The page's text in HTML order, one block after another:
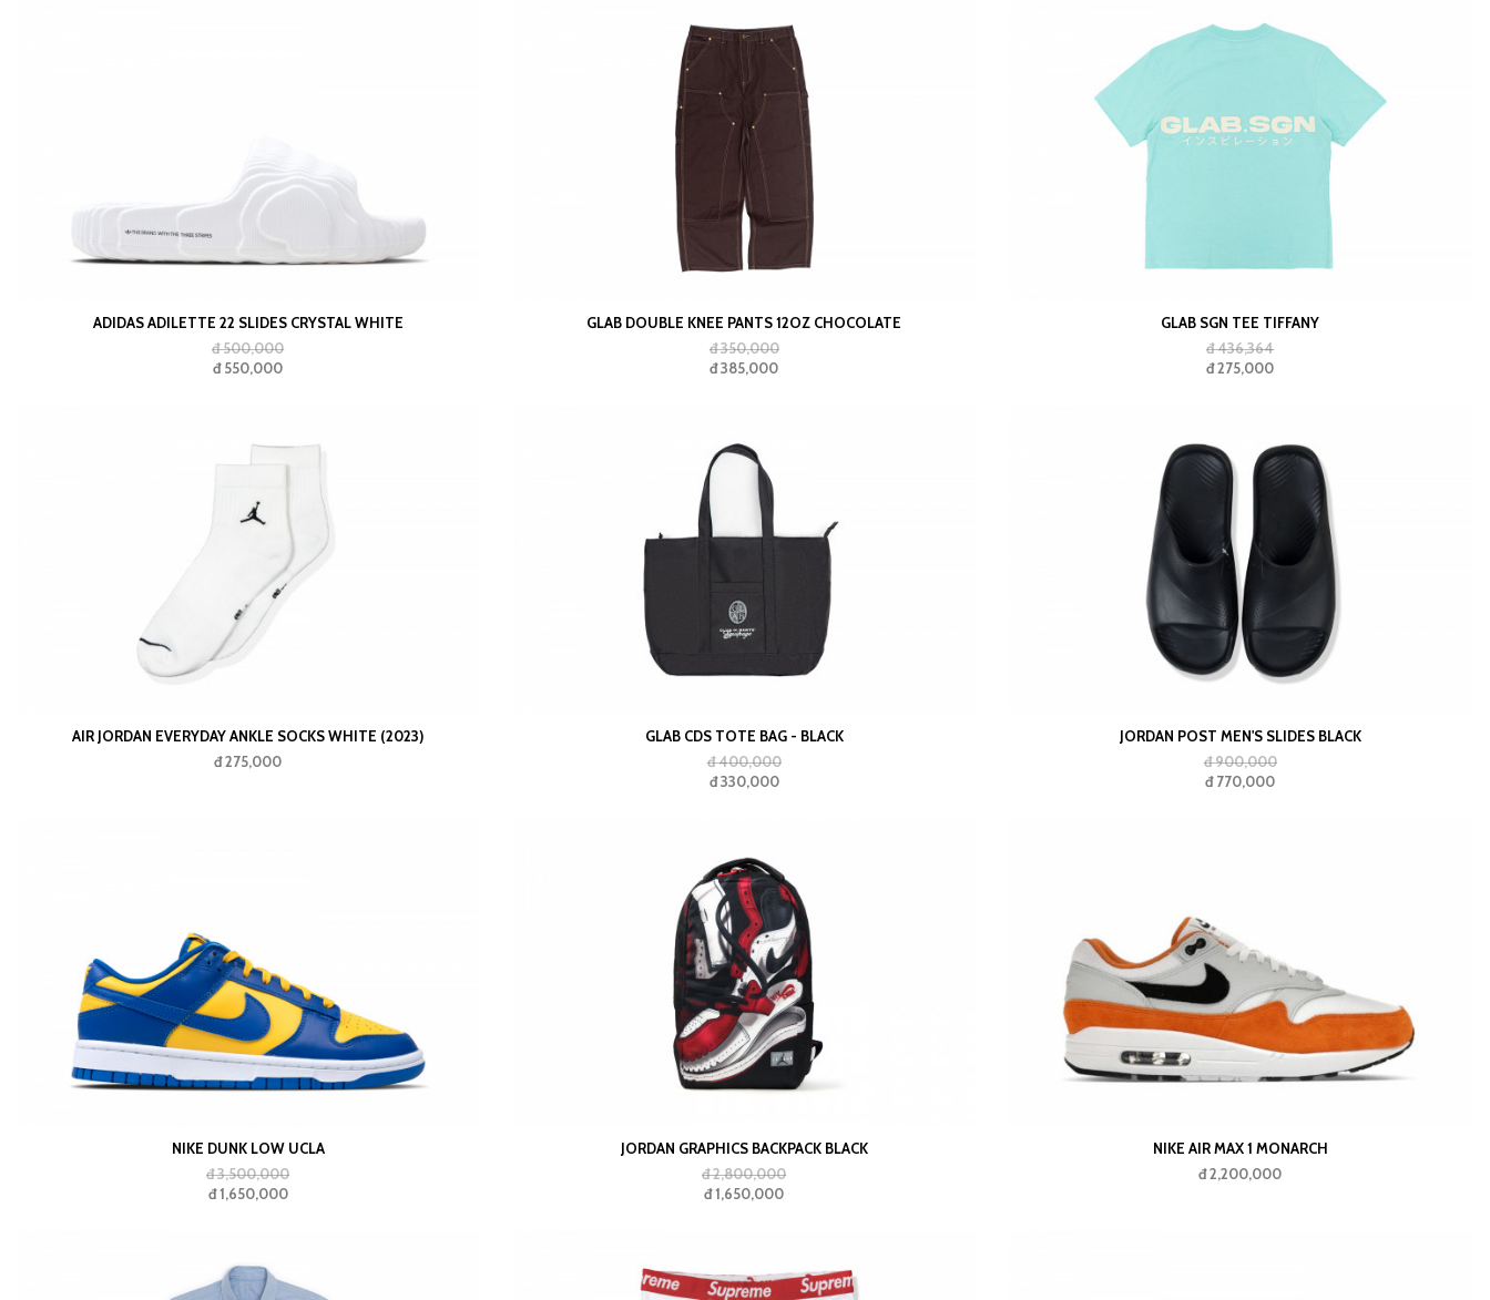
ADIDAS ADILETTE 22 SLIDES CRYSTAL WHITE
đ 500,000
đ 550,000
GLAB DOUBLE KNEE PANTS 12OZ CHOCOLATE
đ 350,000
đ 385,000
GLAB SGN TEE TIFFANY
đ 436,364
đ 275,000
AIR JORDAN EVERYDAY ANKLE SOCKS WHITE (2023)
đ 275,000
GLAB CDS TOTE BAG - BLACK
đ 400,000
đ 330,000
JORDAN POST MEN'S SLIDES BLACK
đ 900,000
đ 770,000
NIKE DUNK LOW UCLA
đ 3,500,000
đ 1,650,000
JORDAN GRAPHICS BACKPACK BLACK
đ 2,800,000
đ 1,650,000
NIKE AIR MAX 1 MONARCH
đ 2,200,000